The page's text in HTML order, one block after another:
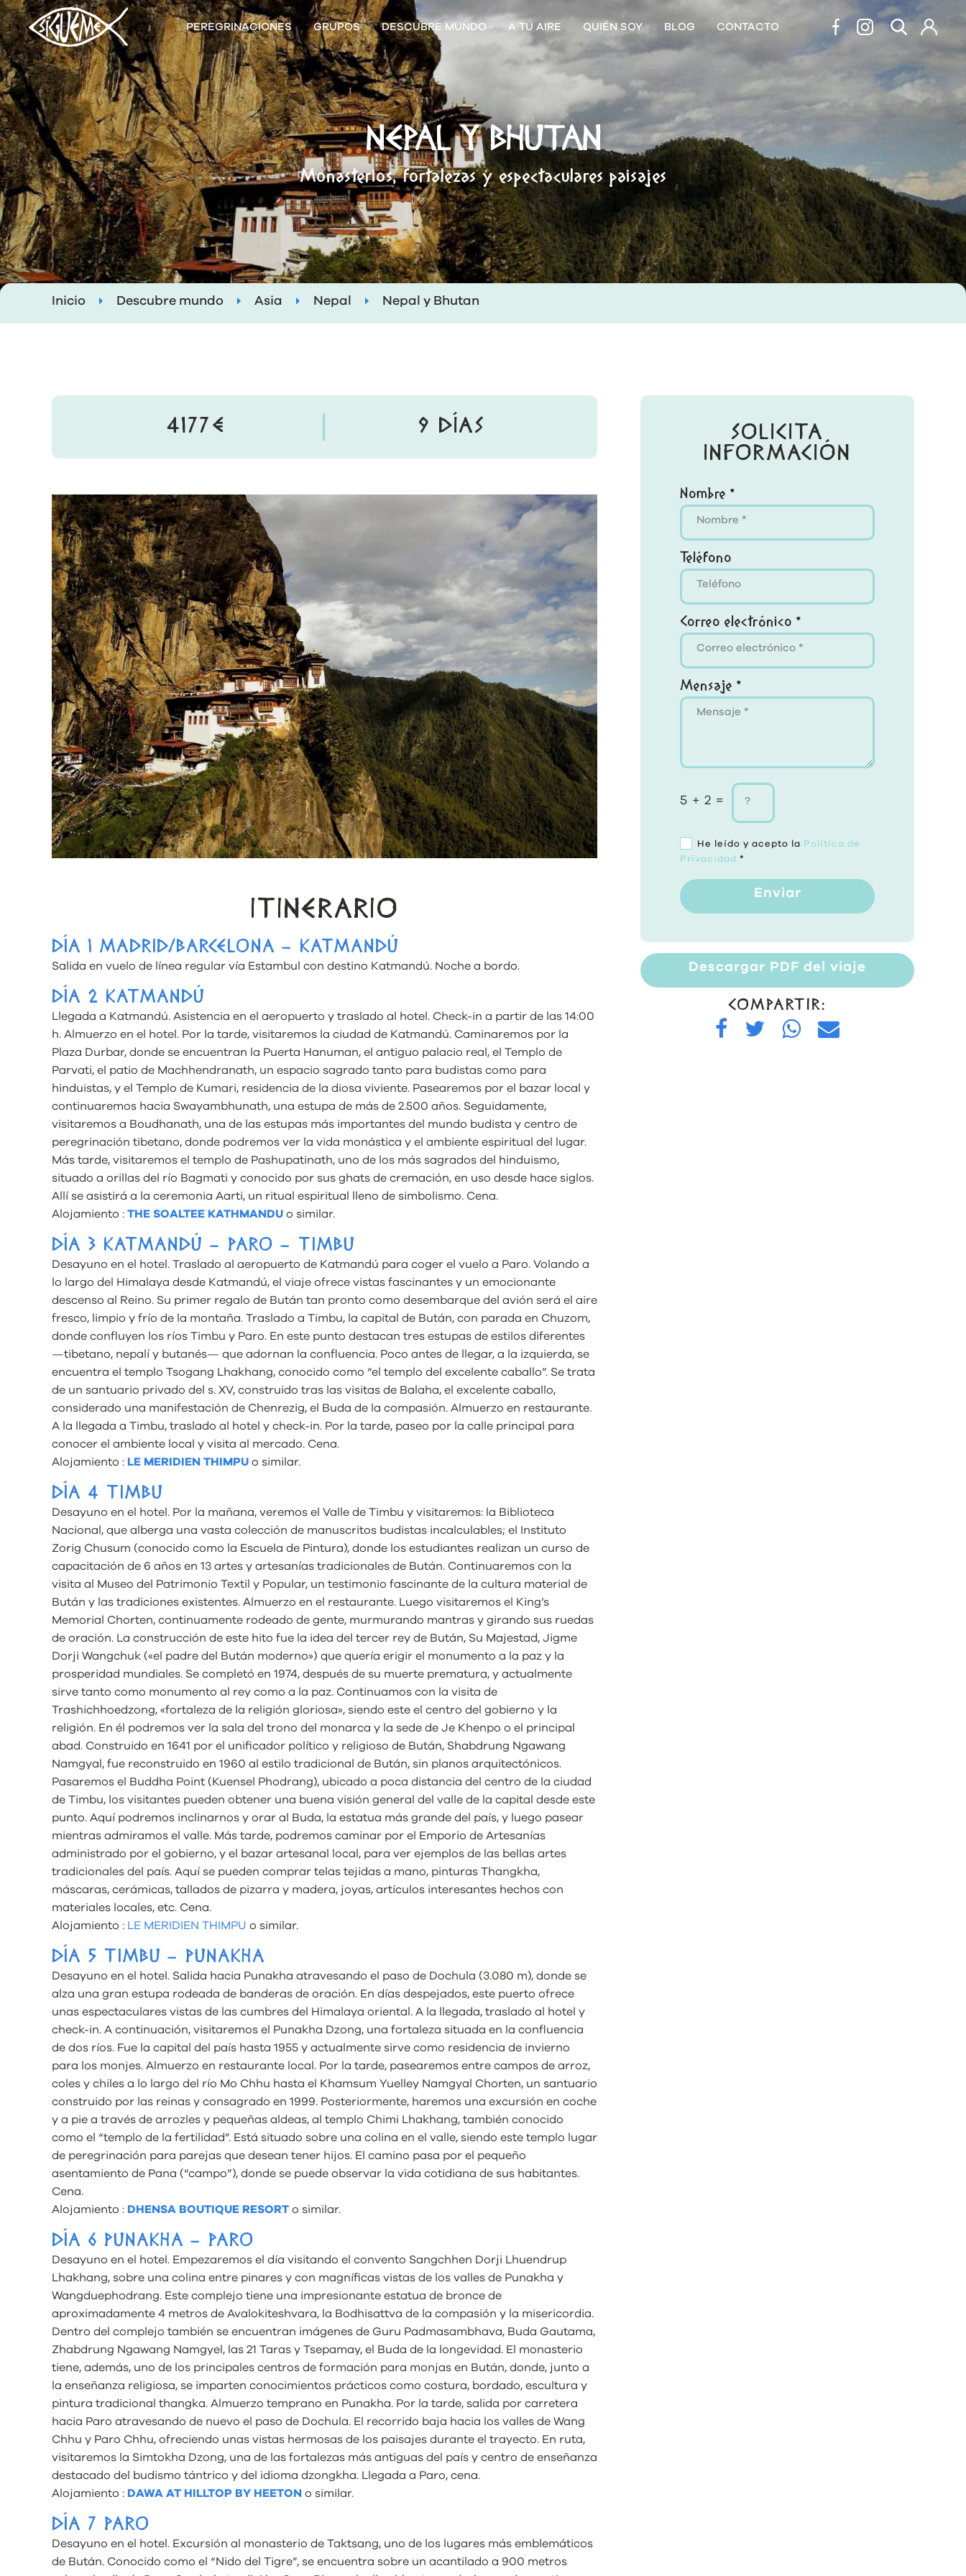
PEREGRINACIONES GRUPOS DESCUBRE MUNDO A TU AIRE QUIÉN SOY BLOG CONTACTO
NEPAL Y BHUTAN
Monasterios, fortalezas y espectaculares paisajes
Inicio Descubre mundo Asia Nepal Nepal y Bhutan
4177€ 9 DÍAS
ITINERARIO
DÍA 1 MADRID/BARCELONA – KATMANDÚ
Salida en vuelo de línea regular vía Estambul con destino Katmandú. Noche a bordo.
DÍA 2 KATMANDÚ
Llegada a Katmandú. Asistencia en el aeropuerto y traslado al hotel. Check-in a partir de las 14:00
h. Almuerzo en el hotel. Por la tarde, visitaremos la ciudad de Katmandú. Caminaremos por la
Plaza Durbar, donde se encuentran la Puerta Hanuman, el antiguo palacio real, el Templo de
Parvati, el patio de Machhendranath, un espacio sagrado tanto para budistas como para
hinduistas, y el Templo de Kumari, residencia de la diosa viviente. Pasearemos por el bazar local y
continuaremos hacia Swayambhunath, una estupa de más de 2.500 años. Seguidamente,
visitaremos a Boudhanath, una de las estupas más importantes del mundo budista y centro de
peregrinación tibetano, donde podremos ver la vida monástica y el ambiente espiritual del lugar.
Más tarde, visitaremos el templo de Pashupatinath, uno de los más sagrados del hinduismo,
situado a orillas del río Bagmati y conocido por sus ghats de cremación, en uso desde hace siglos.
Allí se asistirá a la ceremonia Aarti, un ritual espiritual lleno de simbolismo. Cena.
Alojamiento : THE SOALTEE KATHMANDU o similar.
DÍA 3 KATMANDÚ – PARO – TIMBU
Desayuno en el hotel. Traslado al aeropuerto de Katmandú para coger el vuelo a Paro. Volando a
lo largo del Himalaya desde Katmandú, el viaje ofrece vistas fascinantes y un emocionante
descenso al Reino. Su primer regalo de Bután tan pronto como desembarque del avión será el aire
fresco, limpio y frío de la montaña. Traslado a Timbu, la capital de Bután, con parada en Chuzom,
donde confluyen los ríos Timbu y Paro. En este punto destacan tres estupas de estilos diferentes
—tibetano, nepalí y butanés— que adornan la confluencia. Poco antes de llegar, a la izquierda, se
encuentra el templo Tsogang Lhakhang, conocido como “el templo del excelente caballo”. Se trata
de un santuario privado del s. XV, construido tras las visitas de Balaha, el excelente caballo,
considerado una manifestación de Chenrezig, el Buda de la compasión. Almuerzo en restaurante.
A la llegada a Timbu, traslado al hotel y check-in. Por la tarde, paseo por la calle principal para
conocer el ambiente local y visita al mercado. Cena.
Alojamiento : LE MERIDIEN THIMPU o similar.
DÍA 4 TIMBU
Desayuno en el hotel. Por la mañana, veremos el Valle de Timbu y visitaremos: la Biblioteca
Nacional, que alberga una vasta colección de manuscritos budistas incalculables; el Instituto
Zorig Chusum (conocido como la Escuela de Pintura), donde los estudiantes realizan un curso de
capacitación de 6 años en 13 artes y artesanías tradicionales de Bután. Continuaremos con la
visita al Museo del Patrimonio Textil y Popular, un testimonio fascinante de la cultura material de
Bután y las tradiciones existentes. Almuerzo en el restaurante. Luego visitaremos el King’s
Memorial Chorten, continuamente rodeado de gente, murmurando mantras y girando sus ruedas
de oración. La construcción de este hito fue la idea del tercer rey de Bután, Su Majestad, Jigme
Dorji Wangchuk («el padre del Bután moderno») que quería erigir el monumento a la paz y la
prosperidad mundiales. Se completó en 1974, después de su muerte prematura, y actualmente
sirve tanto como monumento al rey como a la paz. Continuamos con la visita de
Trashichhoedzong, «fortaleza de la religión gloriosa», siendo este el centro del gobierno y la
religión. En él podremos ver la sala del trono del monarca y la sede de Je Khenpo o el principal
abad. Construido en 1641 por el unificador político y religioso de Bután, Shabdrung Ngawang
Namgyal, fue reconstruido en 1960 al estilo tradicional de Bután, sin planos arquitectónicos.
Pasaremos el Buddha Point (Kuensel Phodrang), ubicado a poca distancia del centro de la ciudad
de Timbu, los visitantes pueden obtener una buena visión general del valle de la capital desde este
punto. Aquí podremos inclinarnos y orar al Buda, la estatua más grande del país, y luego pasear
mientras admiramos el valle. Más tarde, podremos caminar por el Emporio de Artesanías
administrado por el gobierno, y el bazar artesanal local, para ver ejemplos de las bellas artes
tradicionales del país. Aquí se pueden comprar telas tejidas a mano, pinturas Thangkha,
máscaras, cerámicas, tallados de pizarra y madera, joyas, artículos interesantes hechos con
materiales locales, etc. Cena.
Alojamiento : LE MERIDIEN THIMPU o similar.
DÍA 5 TIMBU – PUNAKHA
Desayuno en el hotel. Salida hacia Punakha atravesando el paso de Dochula (3.080 m), donde se
alza una gran estupa rodeada de banderas de oración. En días despejados, este puerto ofrece
unas espectaculares vistas de las cumbres del Himalaya oriental. A la llegada, traslado al hotel y
check-in. A continuación, visitaremos el Punakha Dzong, una fortaleza situada en la confluencia
de dos ríos. Fue la capital del país hasta 1955 y actualmente sirve como residencia de invierno
para los monjes. Almuerzo en restaurante local. Por la tarde, pasearemos entre campos de arroz,
coles y chiles a lo largo del río Mo Chhu hasta el Khamsum Yuelley Namgyal Chorten, un santuario
construido por las reinas y consagrado en 1999. Posteriormente, haremos una excursión en coche
y a pie a través de arrozles y pequeñas aldeas, al templo Chimi Lhakhang, también conocido
como el “templo de la fertilidad”. Está situado sobre una colina en el valle, siendo este templo lugar
de peregrinación para parejas que desean tener hijos. El camino pasa por el pequeño
asentamiento de Pana (“campo”), donde se puede observar la vida cotidiana de sus habitantes.
Cena.
Alojamiento : DHENSA BOUTIQUE RESORT o similar.
DÍA 6 PUNAKHA – PARO
Desayuno en el hotel. Empezaremos el día visitando el convento Sangchhen Dorji Lhuendrup
Lhakhang, sobre una colina entre pinares y con magníficas vistas de los valles de Punakha y
Wangduephodrang. Este complejo tiene una impresionante estatua de bronce de
aproximadamente 4 metros de Avalokiteshvara, la Bodhisattva de la compasión y la misericordia.
Dentro del complejo también se encuentran imágenes de Guru Padmasambhava, Buda Gautama,
Zhabdrung Ngawang Namgyel, las 21 Taras y Tsepamay, el Buda de la longevidad. El monasterio
tiene, además, uno de los principales centros de formación para monjas en Bután, donde, junto a
la enseñanza religiosa, se imparten conocimientos prácticos como costura, bordado, escultura y
pintura tradicional thangka. Almuerzo temprano en Punakha. Por la tarde, salida por carretera
hacia Paro atravesando de nuevo el paso de Dochula. El recorrido baja hacia los valles de Wang
Chhu y Paro Chhu, ofreciendo unas vistas hermosas de los paisajes durante el trayecto. En ruta,
visitaremos la Simtokha Dzong, una de las fortalezas más antiguas del país y centro de enseñanza
destacado del budismo tántrico y del idioma dzongkha. Llegada a Paro, cena.
Alojamiento : DAWA AT HILLTOP BY HEETON o similar.
DÍA 7 PARO
Desayuno en el hotel. Excursión al monasterio de Taktsang, uno de los lugares más emblemáticos
de Bután. Conocido como el “Nido del Tigre”, se encuentra sobre un acantilado a 900 metros
SOLICITA
INFORMACIÓN
Nombre *
Teléfono
Correo electrónico *
Mensaje *
5 + 2 =
He leído y acepto la Política de
Privacidad *
Enviar
Descargar PDF del viaje
COMPARTIR: